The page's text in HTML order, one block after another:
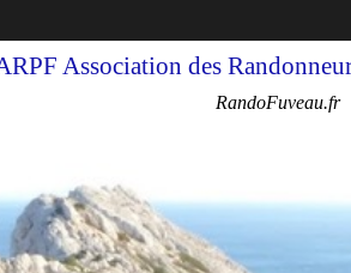
Association des
RandoFuveau.fr